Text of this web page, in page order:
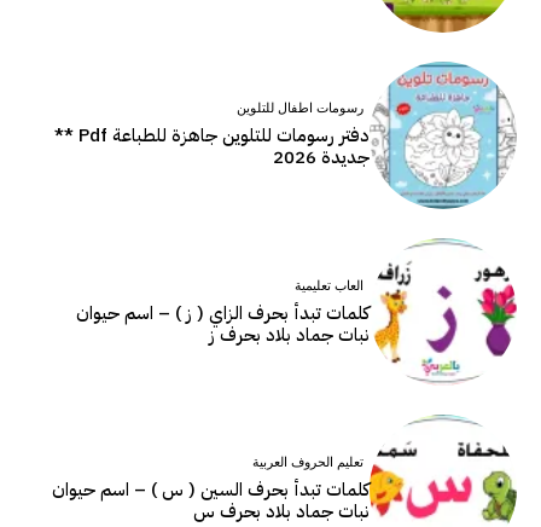
رسومات اطفال للتلوين
دفتر رسومات للتلوين جاهزة للطباعة Pdf **
جديدة 2026
العاب تعليمية
كلمات تبدأ بحرف الزاي ( ز ) – اسم حيوان
نبات جماد بلاد بحرف ز
تعليم الحروف العربية
كلمات تبدأ بحرف السين ( س ) – اسم حيوان
نبات جماد بلاد بحرف س